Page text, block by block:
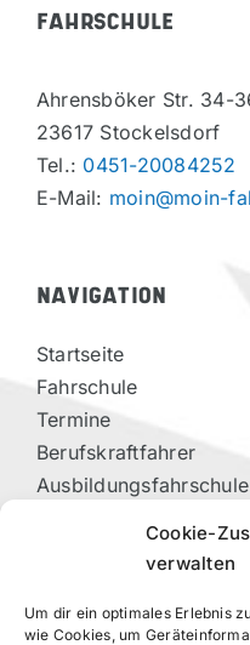
Cookie-
verwalten
Um dir ein optimales Erlebnis
wie Cookies, um
FAHRSCHULE
Ahrensböker Str. 34-
23617 Stockelsdorf
Tel.: 0451-20084252
E-Mail: moin@moin-
NAVIGATION
Startseite
Fahrschule
Termine
Berufskraftfahrer
Ausbildungsfahrschule
RECHTLICHES